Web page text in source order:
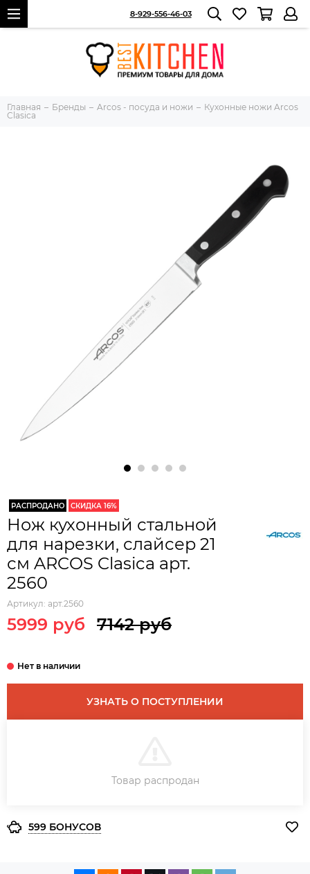
8-929-556-46-03
Главная Бренды Arcos - посуда и ножи
Кухонные ножи Arcos
Clasica
РАСПРОДАНО СКИДКА 16%
Нож кухонный стальной
для нарезки, слайсер 21
см ARCOS Clasica арт.
2560
Артикул: арт.2560
5999 руб 7142 руб
УЗНАТЬ О ПОСТУПЛЕНИИ
ЗАКАЗ В ОДИН КЛИК
Товар распродан
599 БОНУСОВ